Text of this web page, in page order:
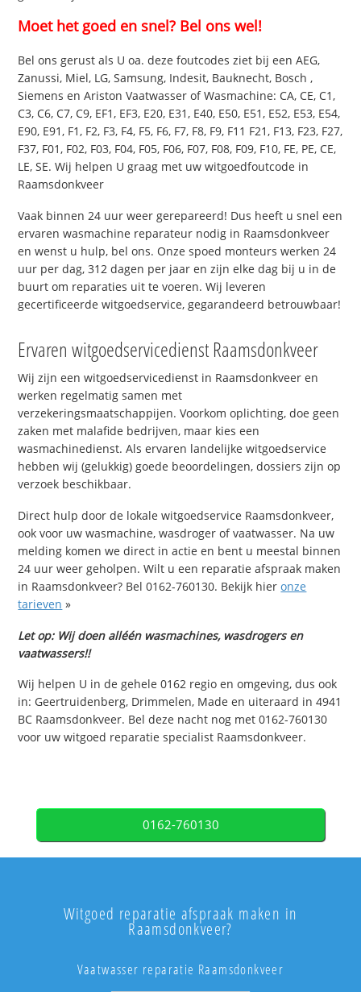
Moet het goed en snel? Bel ons wel!
Bel ons gerust als U oa. deze foutcodes ziet bij een AEG,
Zanussi, Miel, LG, Samsung, Indesit, Bauknecht, Bosch ,
Siemens en Ariston Vaatwasser of Wasmachine: CA, CE, C1,
C3, C6, C7, C9, EF1, EF3, E20, E31, E40, E50, E51, E52, E53, E54,
E90, E91, F1, F2, F3, F4, F5, F6, F7, F8, F9, F11 F21, F13, F23, F27,
F37, F01, F02, F03, F04, F05, F06, F07, F08, F09, F10, FE, PE, CE,
LE, SE. Wij helpen U graag met uw witgoedfoutcode in
Raamsdonkveer
Vaak binnen 24 uur weer gerepareerd! Dus heeft u snel een
ervaren wasmachine reparateur nodig in Raamsdonkveer
en wenst u hulp, bel ons. Onze spoed monteurs werken 24
uur per dag, 312 dagen per jaar en zijn elke dag bij u in de
buurt om reparaties uit te voeren. Wij leveren
gecertificeerde witgoedservice, gegarandeerd betrouwbaar!
Ervaren witgoedservicedienst Raamsdonkveer
Wij zijn een witgoedservicedienst in Raamsdonkveer en
werken regelmatig samen met
verzekeringsmaatschappijen. Voorkom oplichting, doe geen
zaken met malafide bedrijven, maar kies een
wasmachinedienst. Als ervaren landelijke witgoedservice
hebben wij (gelukkig) goede beoordelingen, dossiers zijn op
verzoek beschikbaar.
Direct hulp door de lokale witgoedservice Raamsdonkveer,
ook voor uw wasmachine, wasdroger of vaatwasser. Na uw
melding komen we direct in actie en bent u meestal binnen
24 uur weer geholpen. Wilt u een reparatie afspraak maken
in Raamsdonkveer? Bel 0162-760130. Bekijk hieronze
tarieven »
Let op: Wij doen alléén wasmachines, wasdrogers en
vaatwassers!!
Wij helpen U in de gehele 0162 regio en omgeving, dus ook
in: Geertruidenberg, Drimmelen, Made en uiteraard in 4941
BC Raamsdonkveer. Bel deze nacht nog met 0162-760130
voor uw witgoed reparatie specialist Raamsdonkveer.
0162-760130
Witgoed reparatie afspraak maken in
Raamsdonkveer?
Vaatwasser reparatie Raamsdonkveer